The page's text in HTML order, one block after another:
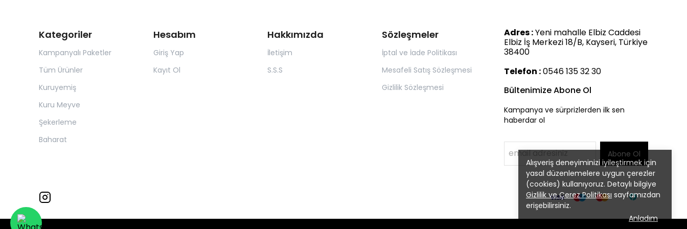
Alışveriş deneyiminizi iyileştirmek için
yasal düzenlemelere uygun çerezler
(cookies) kullanıyoruz. Detaylı bilgiye
Gizlilik ve Çerez Politikası sayfamızdan
erişebilirsiniz.
Anladım
Kategoriler
Kampanyalı Paketler
Tüm Ürünler
Kuruyemiş
Kuru Meyve
Şekerleme
Baharat
Hesabım
Giriş Yap
Kayıt Ol
Hakkımızda
İletişim
S.S.S
Sözleşmeler
İptal ve İade Politikası
Mesafeli Satış Sözleşmesi
Gizlilik Sözleşmesi
Adres :Yeni mahalle Elbiz Caddesi
Elbiz İş Merkezi 18/B, Kayseri, Türkiye
38400
Telefon :0546 135 32 30
Bültenimize Abone Ol
Kampanya ve sürprizlerden ilk sen
haberdar ol
Abone Ol